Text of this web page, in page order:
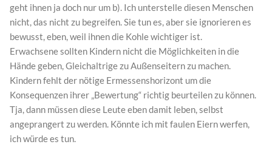
geht ihnen ja doch nur um b). Ich unterstelle diesen Menschen
nicht, das nicht zu begreifen. Sie tun es, aber sie ignorieren es
bewusst, eben, weil ihnen die Kohle wichtiger ist.
Erwachsene sollten Kindern nicht die Möglichkeiten in die
Hände geben, Gleichaltrige zu Außenseitern zu machen.
Kindern fehlt der nötige Ermessenshorizont um die
Konsequenzen ihrer „Bewertung“ richtig beurteilen zu können.
Tja, dann müssen diese Leute eben damit leben, selbst
angeprangert zu werden. Könnte ich mit faulen Eiern werfen,
ich würde es tun.